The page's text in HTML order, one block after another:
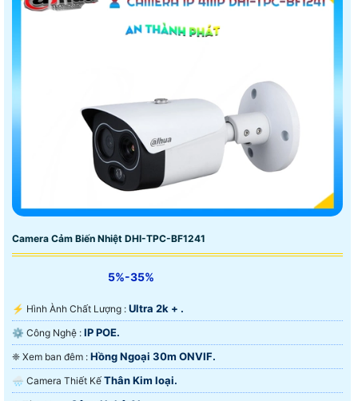
Camera Cảm Biến Nhiệt DHI-TPC-BF1241
5%-35%
️⚡ Hình Ành Chất Lượng : Ultra 2k + .
⚙ Công Nghệ : IP POE.
❈ Xem ban đêm : Hồng Ngoại 30m ONVIF.
🌧️ Camera Thiết Kế Thân Kim loại.